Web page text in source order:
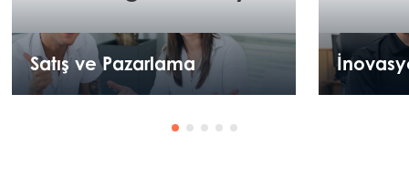
Satış ve Pazarlama